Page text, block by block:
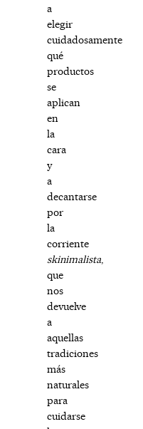
a
elegir
cuidadosamente
qué
productos
se
aplican
en
la
cara
y
a
decantarse
por
la
corriente
skinimalista,
que
nos
devuelve
a
aquellas
tradiciones
más
naturales
para
cuidarse